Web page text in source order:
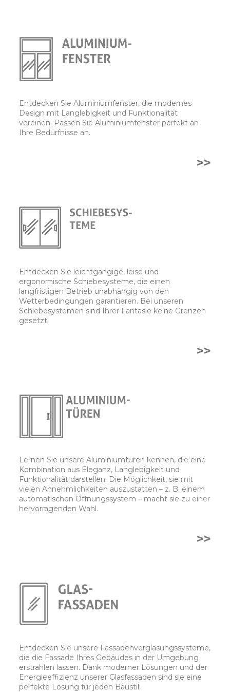
Entdecken Sie Aluminiumfenster, die modernes
Design mit Langlebigkeit und Funktionalität
vereinen. Passen Sie Aluminiumfenster perfekt an
Ihre Bedürfnisse an.
>>
Entdecken Sie leichtgängige, leise und
ergonomische Schiebesysteme, die einen
langfristigen Betrieb unabhängig von den
Wetterbedingungen garantieren. Bei unseren
Schiebesystemen sind Ihrer Fantasie keine Grenzen
gesetzt.
>>
Lernen Sie unsere Aluminiumtüren kennen, die eine
Kombination aus Eleganz, Langlebigkeit und
Funktionalität darstellen. Die Möglichkeit, sie mit
vielen Annehmlichkeiten auszustatten – z. B. einem
automatischen Öffnungssystem – macht sie zu einer
hervorragenden Wahl.
>>
Entdecken Sie unsere Fassadenverglasungssysteme,
die die Fassade Ihres Gebäudes in der Umgebung
erstrahlen lassen. Dank moderner Lösungen und der
Energieeffizienz unserer Glasfassaden sind sie eine
perfekte Lösung für jeden Baustil.